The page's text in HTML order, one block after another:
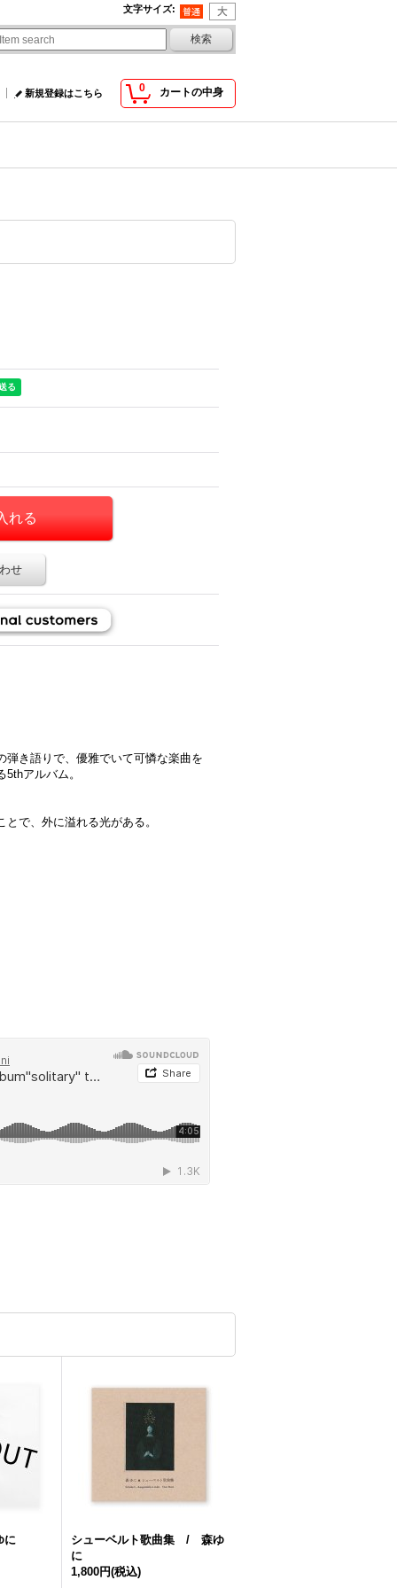
文字サイズ:
0 カートの中身
新規登録はこちら
せ
き語りで、優雅でいて可憐な楽曲を
アルバム。
で、外に溢れる光がある。
に
シューベルト歌曲集 / 森ゆ
に
1,800円(税込)